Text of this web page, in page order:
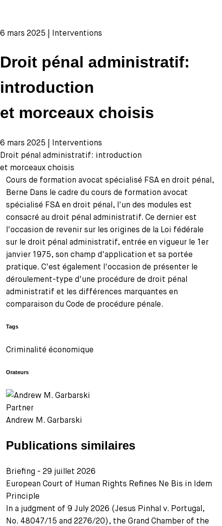
6 mars 2025 | Interventions
Droit pénal administratif:
introduction
et morceaux choisis
6 mars 2025 | Interventions
Droit pénal administratif: introduction
et morceaux choisis
Cours de formation avocat spécialisé FSA en droit pénal,
Berne Dans le cadre du cours de formation avocat
spécialisé FSA en droit pénal, l'un des modules est
consacré au droit pénal administratif. Ce dernier est
l'occasion de revenir sur les origines de la Loi fédérale
sur le droit pénal administratif, entrée en vigueur le 1er
janvier 1975, son champ d'application et sa portée
pratique. C'est également l'occasion de présenter le
déroulement-type d'une procédure de droit pénal
administratif et les différences marquantes en
comparaison du Code de procédure pénale.
Tags
Criminalité économique
Orateurs
Partner
Andrew M. Garbarski
Publications similaires
Briefing - 29 juillet 2026
European Court of Human Rights Refines Ne Bis in Idem
Principle
In a judgment of 9 July 2026 (Jesus Pinhal v. Portugal,
No. 48047/15 and 2276/20), the Grand Chamber of the